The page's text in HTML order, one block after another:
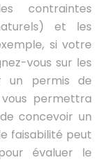
contraintes
et les
si votre
vous sur les
un permis de
permettra
concevoir un
faisabilité peut
évaluer le